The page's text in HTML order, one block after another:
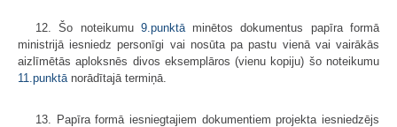
12. Šo noteikumu 9.punktāminētos dokumentus papīra formā
ministrijā iesniedz personīgi vai nosūta pa pastu vienā vai vairākās
aizlīmētās aploksnēs divos eksemplāros (vienu kopiju) šo noteikumu
11.punktā norādītajā termiņā.
13. Papīra formā iesniegtajiem dokumentiem projekta iesniedzējs